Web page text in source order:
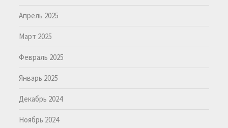
Апрель 2025
Март 2025
Февраль 2025
Январь 2025
Декабрь 2024
Ноябрь 2024